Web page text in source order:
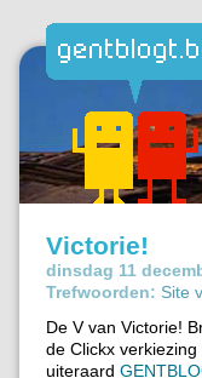
Victorie!
dinsdag 11
Trefwoorden: Site
De V van Victorie!
de Clickx
uiteraard